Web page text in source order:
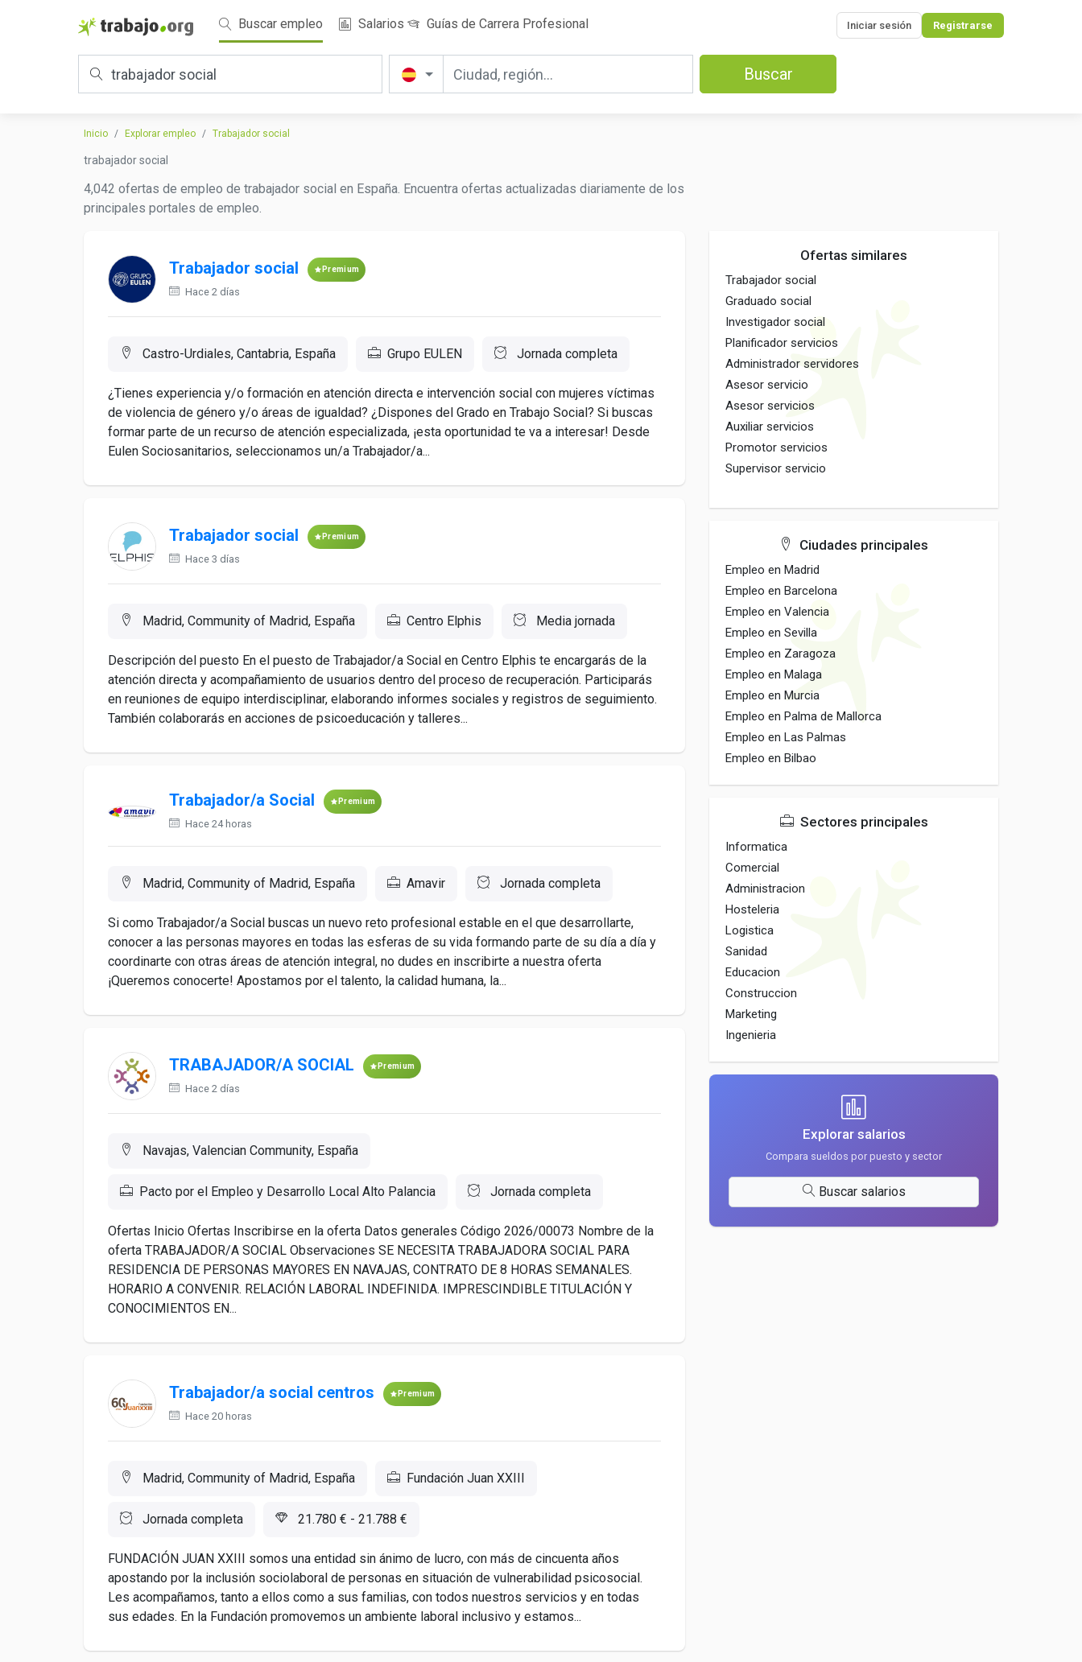
Buscar empleo Salarios Guías de Carrera Profesional Iniciar sesión Registrarse
Buscar
Inicio Explorar empleo Trabajador social
trabajador social
4,042 ofertas de empleo de trabajador social en España. Encuentra ofertas actualizadas diariamente de los
principales portales de empleo.
Trabajador social Premium
Hace 2 días
Castro-Urdiales, Cantabria, España Grupo EULEN Jornada completa
¿Tienes experiencia y/o formación en atención directa e intervención social con mujeres víctimas
de violencia de género y/o áreas de igualdad? ¿Dispones del Grado en Trabajo Social? Si buscas
formar parte de un recurso de atención especializada, ¡esta oportunidad te va a interesar! Desde
Eulen Sociosanitarios, seleccionamos un/a Trabajador/a...
Trabajador social Premium
Hace 3 días
Madrid, Community of Madrid, España Centro Elphis Media jornada
Descripción del puesto En el puesto de Trabajador/a Social en Centro Elphis te encargarás de la
atención directa y acompañamiento de usuarios dentro del proceso de recuperación. Participarás
en reuniones de equipo interdisciplinar, elaborando informes sociales y registros de seguimiento.
También colaborarás en acciones de psicoeducación y talleres...
Trabajador/a Social Premium
Hace 24 horas
Madrid, Community of Madrid, España Amavir Jornada completa
Si como Trabajador/a Social buscas un nuevo reto profesional estable en el que desarrollarte,
conocer a las personas mayores en todas las esferas de su vida formando parte de su día a día y
coordinarte con otras áreas de atención integral, no dudes en inscribirte a nuestra oferta
¡Queremos conocerte! Apostamos por el talento, la calidad humana, la...
TRABAJADOR/A SOCIAL Premium
Hace 2 días
Navajas, Valencian Community, España
Pacto por el Empleo y Desarrollo Local Alto Palancia Jornada completa
Ofertas Inicio Ofertas Inscribirse en la oferta Datos generales Código 2026/00073 Nombre de la
oferta TRABAJADOR/A SOCIAL Observaciones SE NECESITA TRABAJADORA SOCIAL PARA
RESIDENCIA DE PERSONAS MAYORES EN NAVAJAS, CONTRATO DE 8 HORAS SEMANALES.
HORARIO A CONVENIR. RELACIÓN LABORAL INDEFINIDA. IMPRESCINDIBLE TITULACIÓN Y
CONOCIMIENTOS EN...
Trabajador/a social centros Premium
Hace 20 horas
Madrid, Community of Madrid, España Fundación Juan XXIII
Jornada completa 21.780 € - 21.788 €
FUNDACIÓN JUAN XXIII somos una entidad sin ánimo de lucro, con más de cincuenta años
apostando por la inclusión sociolaboral de personas en situación de vulnerabilidad psicosocial.
Les acompañamos, tanto a ellos como a sus familias, con todos nuestros servicios y en todas
sus edades. En la Fundación promovemos un ambiente laboral inclusivo y estamos...
Ofertas similares
Trabajador social
Graduado social
Investigador social
Planificador servicios
Administrador servidores
Asesor servicio
Asesor servicios
Auxiliar servicios
Promotor servicios
Supervisor servicio
Ciudades principales
Empleo en Madrid
Empleo en Barcelona
Empleo en Valencia
Empleo en Sevilla
Empleo en Zaragoza
Empleo en Malaga
Empleo en Murcia
Empleo en Palma de Mallorca
Empleo en Las Palmas
Empleo en Bilbao
Sectores principales
Informatica
Comercial
Administracion
Hosteleria
Logistica
Sanidad
Educacion
Construccion
Marketing
Ingenieria
Explorar salarios
Compara sueldos por puesto y sector
Buscar salarios